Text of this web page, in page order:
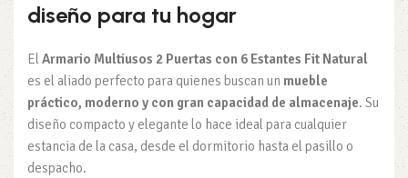
diseño para tu hogar
ElArmario Multiusos 2 Puertas con 6 Estantes Fit Natural
es el aliado perfecto para quienes buscan un mueble
práctico, moderno y con gran capacidad de almacenaje. Su
diseño compacto y elegante lo hace ideal para cualquier
estancia de la casa, desde el dormitorio hasta el pasillo o
despacho.